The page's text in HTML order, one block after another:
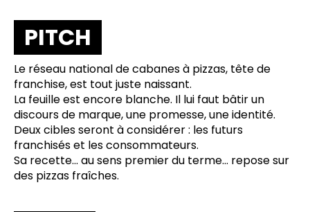
PITCH
Le réseau national de cabanes à pizzas, tête de
franchise, est tout juste naissant.
La feuille est encore blanche. Il lui faut bâtir un
discours de marque, une promesse, une identité.
Deux cibles seront à considérer : les futurs
franchisés et les consommateurs.
Sa recette… au sens premier du terme… repose sur
des pizzas fraîches.